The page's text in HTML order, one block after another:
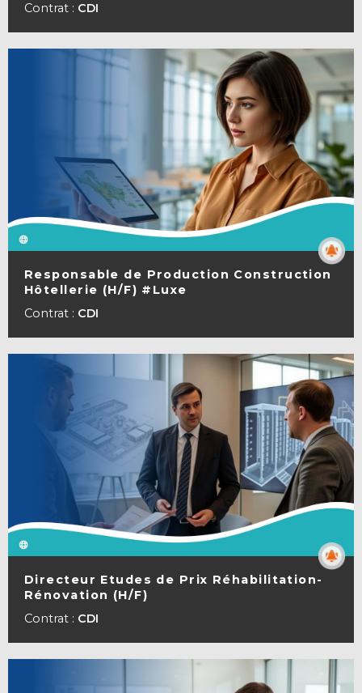
Contrat : CDI
Responsable de Production Construction
Hôtellerie (H/F) #Luxe
Contrat : CDI
Directeur Etudes de Prix Réhabilitation-
Rénovation (H/F)
Contrat : CDI